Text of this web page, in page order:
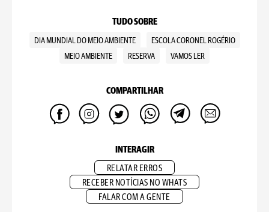
TUDO SOBRE
DIA MUNDIAL DO MEIO AMBIENTE
ESCOLA CORONEL ROGÉRIO
MEIO AMBIENTE
RESERVA VAMOS LER
COMPARTILHAR
INTERAGIR
RELATAR ERROS
RECEBER NOTÍCIAS NO WHATS
FALAR COM A GENTE